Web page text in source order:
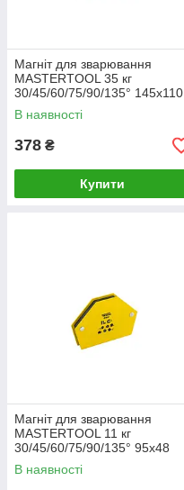
Магніт для зварювання
MASTERTOOL 35 кг
30/45/60/75/90/135° 145х110
мм 81-0235
В наявності
378 ₴
Купити
Магніт для зварювання
MASTERTOOL 11 кг
30/45/60/75/90/135° 95х48
мм 81-0212
В наявності